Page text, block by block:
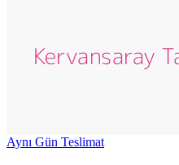
Aynı Gün Teslimat